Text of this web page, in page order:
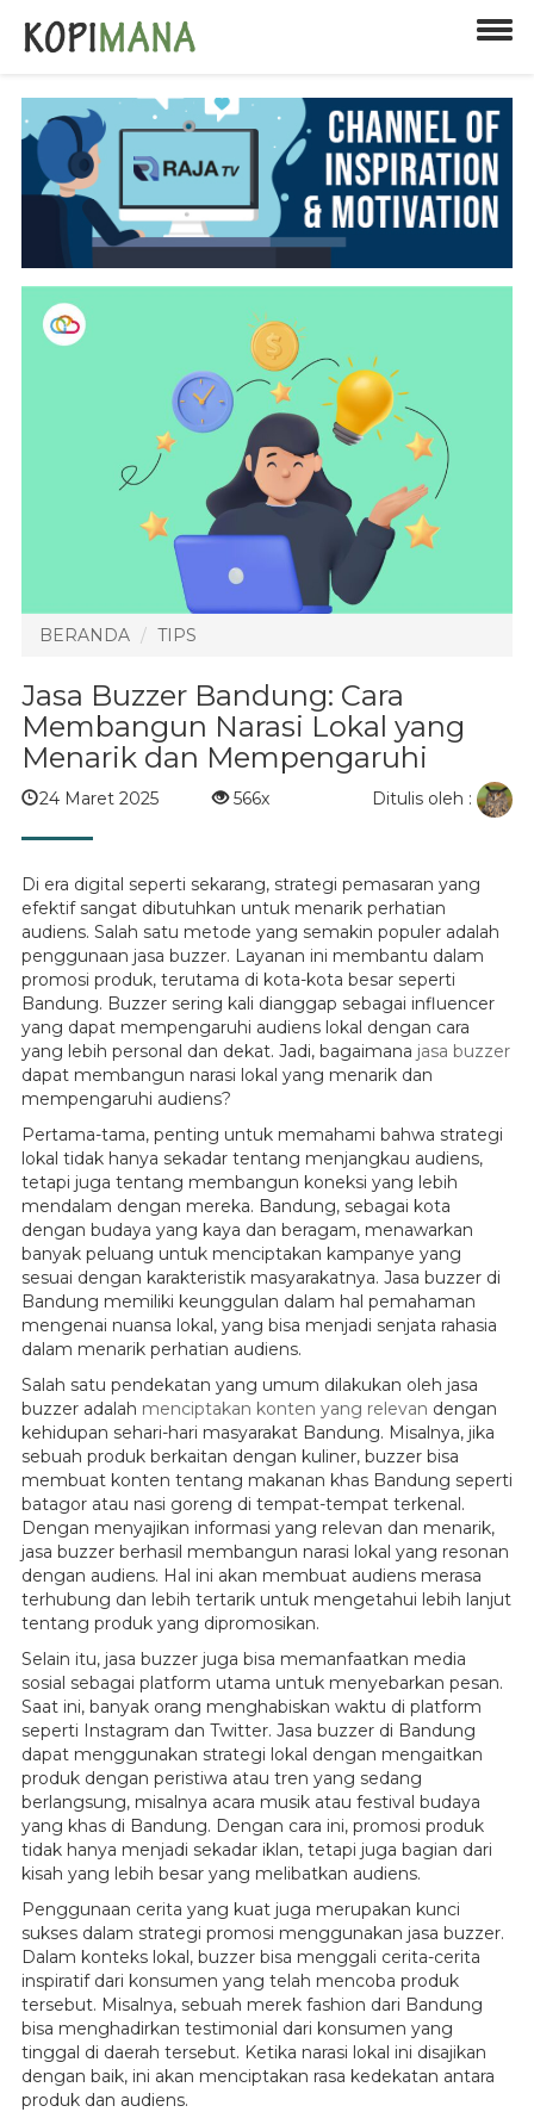
BERANDA TIPS
Jasa Buzzer Bandung: Cara
Membangun Narasi Lokal yang
Menarik dan Mempengaruhi
24 Maret 2025 566x Ditulis oleh :
Di era digital seperti sekarang, strategi pemasaran yang
efektif sangat dibutuhkan untuk menarik perhatian
audiens. Salah satu metode yang semakin populer adalah
penggunaan jasa buzzer. Layanan ini membantu dalam
promosi produk, terutama di kota-kota besar seperti
Bandung. Buzzer sering kali dianggap sebagai influencer
yang dapat mempengaruhi audiens lokal dengan cara
yang lebih personal dan dekat. Jadi, bagaimana jasa buzzer
dapat membangun narasi lokal yang menarik dan
mempengaruhi audiens?
Pertama-tama, penting untuk memahami bahwa strategi
lokal tidak hanya sekadar tentang menjangkau audiens,
tetapi juga tentang membangun koneksi yang lebih
mendalam dengan mereka. Bandung, sebagai kota
dengan budaya yang kaya dan beragam, menawarkan
banyak peluang untuk menciptakan kampanye yang
sesuai dengan karakteristik masyarakatnya. Jasa buzzer di
Bandung memiliki keunggulan dalam hal pemahaman
mengenai nuansa lokal, yang bisa menjadi senjata rahasia
dalam menarik perhatian audiens.
Salah satu pendekatan yang umum dilakukan oleh jasa
buzzer adalah menciptakan konten yang relevan dengan
kehidupan sehari-hari masyarakat Bandung. Misalnya, jika
sebuah produk berkaitan dengan kuliner, buzzer bisa
membuat konten tentang makanan khas Bandung seperti
batagor atau nasi goreng di tempat-tempat terkenal.
Dengan menyajikan informasi yang relevan dan menarik,
jasa buzzer berhasil membangun narasi lokal yang resonan
dengan audiens. Hal ini akan membuat audiens merasa
terhubung dan lebih tertarik untuk mengetahui lebih lanjut
tentang produk yang dipromosikan.
Selain itu, jasa buzzer juga bisa memanfaatkan media
sosial sebagai platform utama untuk menyebarkan pesan.
Saat ini, banyak orang menghabiskan waktu di platform
seperti Instagram dan Twitter. Jasa buzzer di Bandung
dapat menggunakan strategi lokal dengan mengaitkan
produk dengan peristiwa atau tren yang sedang
berlangsung, misalnya acara musik atau festival budaya
yang khas di Bandung. Dengan cara ini, promosi produk
tidak hanya menjadi sekadar iklan, tetapi juga bagian dari
kisah yang lebih besar yang melibatkan audiens.
Penggunaan cerita yang kuat juga merupakan kunci
sukses dalam strategi promosi menggunakan jasa buzzer.
Dalam konteks lokal, buzzer bisa menggali cerita-cerita
inspiratif dari konsumen yang telah mencoba produk
tersebut. Misalnya, sebuah merek fashion dari Bandung
bisa menghadirkan testimonial dari konsumen yang
tinggal di daerah tersebut. Ketika narasi lokal ini disajikan
dengan baik, ini akan menciptakan rasa kedekatan antara
produk dan audiens.